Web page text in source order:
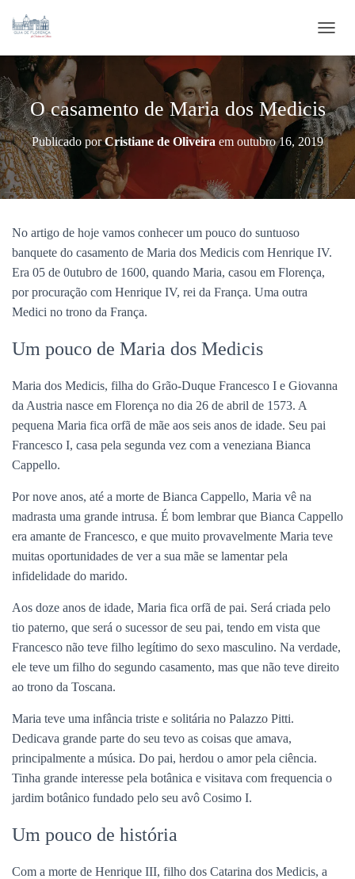
O casamento de Maria dos Medicis
Publicado porCristiane de Oliveira em outubro 16, 2019
No artigo de hoje vamos conhecer um pouco do suntuoso
banquete do casamento de Maria dos Medicis com Henrique IV.
Era 05 de 0utubro de 1600, quando Maria, casou em Florença,
por procuração com Henrique IV, rei da França. Uma outra
Medici no trono da França.
Um pouco de Maria dos Medicis
Maria dos Medicis, filha do Grão-Duque Francesco I e Giovanna
da Austria nasce em Florença no dia 26 de abril de 1573. A
pequena Maria fica orfã de mãe aos seis anos de idade. Seu pai
Francesco I, casa pela segunda vez com a veneziana Bianca
Cappello.
Por nove anos, até a morte de Bianca Cappello, Maria vê na
madrasta uma grande intrusa. É bom lembrar que Bianca Cappello
era amante de Francesco, e que muito provavelmente Maria teve
muitas oportunidades de ver a sua mãe se lamentar pela
infidelidade do marido.
Aos doze anos de idade, Maria fica orfã de pai. Será criada pelo
tio paterno, que será o sucessor de seu pai, tendo em vista que
Francesco não teve filho legítimo do sexo masculino. Na verdade,
ele teve um filho do segundo casamento, mas que não teve direito
ao trono da Toscana.
Maria teve uma infância triste e solitária no Palazzo Pitti.
Dedicava grande parte do seu tevo as coisas que amava,
principalmente a música. Do pai, herdou o amor pela ciência.
Tinha grande interesse pela botânica e visitava com frequencia o
jardim botânico fundado pelo seu avô Cosimo I.
Um pouco de história
Com a morte de Henrique III, filho dos Catarina dos Medicis, a